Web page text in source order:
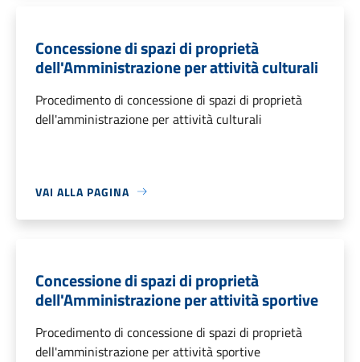
Concessione di spazi di proprietà
dell'Amministrazione per attività culturali
Procedimento di concessione di spazi di proprietà
dell'amministrazione per attività culturali
VAI ALLA PAGINA
Concessione di spazi di proprietà
dell'Amministrazione per attività sportive
Procedimento di concessione di spazi di proprietà
dell'amministrazione per attività sportive